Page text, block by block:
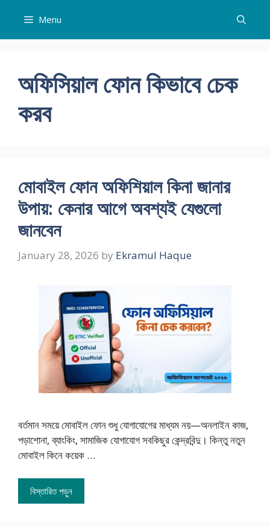
content
Menu
অফিসিয়াল ফোন কিভাবে চেক
করব
মোবাইল ফোন অফিশিয়াল কিনা জানার
উপায়: কেনার আগে অবশ্যই যেগুলো
জানবেন
January 28, 2026 by Ekramul Haque
বর্তমান সময়ে মোবাইল ফোন শুধু যোগাযোগের মাধ্যম নয়—অনলাইন কাজ,
পড়াশোনা, ব্যাংকিং, সামাজিক যোগাযোগ সবকিছুর কেন্দ্রবিন্দু। কিন্তু নতুন
মোবাইল কিনে কয়েক …
বিস্তারিত পড়ুন